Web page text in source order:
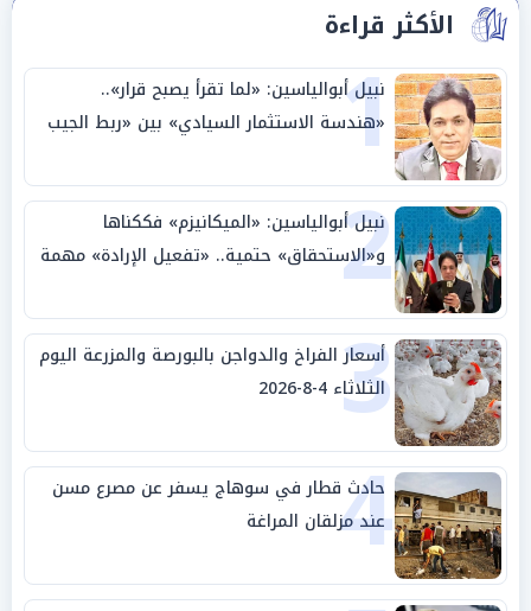
الأكثر قراءة
1
نبيل أبوالياسين: «لما تقرأ يصبح قرار»..
«هندسة الاستثمار السيادي» بين «ربط الجيب
بالوطن» و«سيادة الكلمة»
2
نبيل أبوالياسين: «الميكانيزم» فككناها
و«الاستحقاق» حتمية.. «تفعيل الإرادة» مهمة
الجامعة العربية
3
أسعار الفراخ والدواجن بالبورصة والمزرعة اليوم
الثلاثاء 4-8-2026
4
حادث قطار في سوهاج يسفر عن مصرع مسن
عند مزلقان المراغة